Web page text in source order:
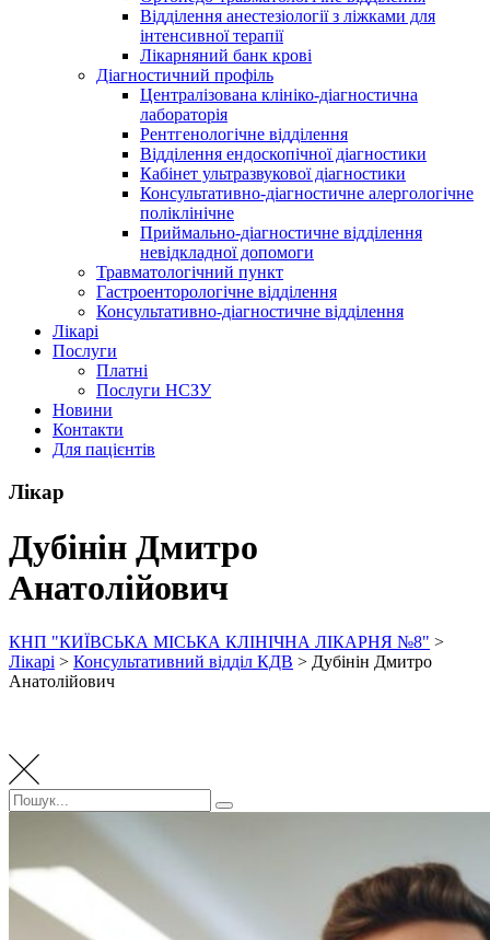
Відділення анестезіології з ліжками для
інтенсивної терапії
Лікарняний банк крові
Діагностичний профіль
Централізована клініко-діагностична
лабораторія
Рентгенологічне відділення
Відділення ендоскопічної діагностики
Кабінет ультразвукової діагностики
Консультативно-діагностичне алергологічне
поліклінічне
Приймально-діагностичне відділення
невідкладної допомоги
Травматологічний пункт
Гастроенторологічне відділення
Консультативно-діагностичне відділення
Лікарі
Послуги
Платні
Послуги НСЗУ
Новини
Контакти
Для пацієнтів
Лікар
Дубінін Дмитро
Анатолійович
КНП "КИЇВСЬКА МІСЬКА КЛІНІЧНА ЛІКАРНЯ №8" >
Лікарі > Консультативний відділ КДВ > Дубінін Дмитро
Анатолійович
Пошук:
Пошук